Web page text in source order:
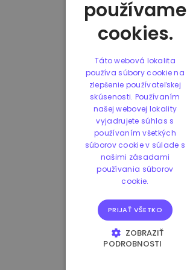
používame
cookies.
Táto webová lokalita
používa súbory cookie na
zlepšenie používateľskej
skúsenosti. Používaním
našej webovej lokality
vyjadrujete súhlas s
používaním všetkých
súborov cookie v súlade s
našimi zásadami
používania súborov
cookie.
PRIJAŤ VŠETKO
ZOBRAZIŤ
PODROBNOSTI